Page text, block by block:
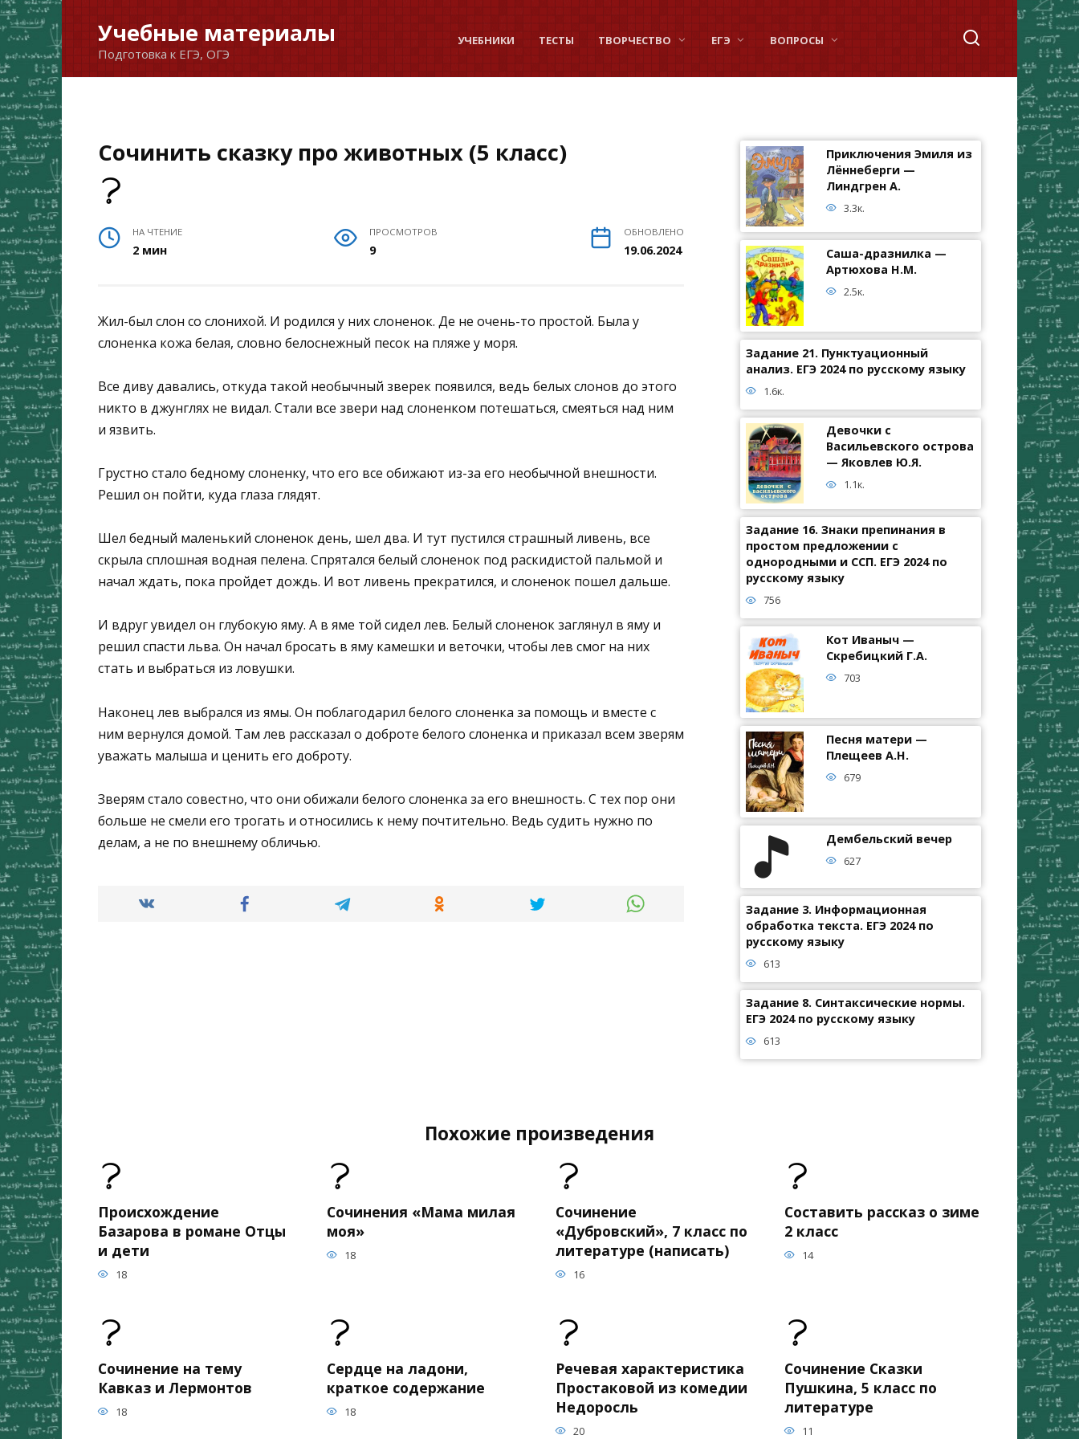
Перейти
к
содержанию
Учебные материалы
Подготовка к ЕГЭ, ОГЭ
УЧЕБНИКИ ТЕСТЫ ТВОРЧЕСТВО ЕГЭ ВОПРОСЫ
Сочинить сказку про животных (5 класс)
НА ЧТЕНИЕ
2 мин
ПРОСМОТРОВ
9
ОБНОВЛЕНО
19.06.2024
Жил-был слон со слонихой. И родился у них слоненок. Де не очень-то простой. Была у
слоненка кожа белая, словно белоснежный песок на пляже у моря.
Все диву давались, откуда такой необычный зверек появился, ведь белых слонов до этого
никто в джунглях не видал. Стали все звери над слоненком потешаться, смеяться над ним
и язвить.
Грустно стало бедному слоненку, что его все обижают из-за его необычной внешности.
Решил он пойти, куда глаза глядят.
Шел бедный маленький слоненок день, шел два. И тут пустился страшный ливень, все
скрыла сплошная водная пелена. Спрятался белый слоненок под раскидистой пальмой и
начал ждать, пока пройдет дождь. И вот ливень прекратился, и слоненок пошел дальше.
И вдруг увидел он глубокую яму. А в яме той сидел лев. Белый слоненок заглянул в яму и
решил спасти льва. Он начал бросать в яму камешки и веточки, чтобы лев смог на них
стать и выбраться из ловушки.
Наконец лев выбрался из ямы. Он поблагодарил белого слоненка за помощь и вместе с
ним вернулся домой. Там лев рассказал о доброте белого слоненка и приказал всем зверям
уважать малыша и ценить его доброту.
Зверям стало совестно, что они обижали белого слоненка за его внешность. С тех пор они
больше не смели его трогать и относились к нему почтительно. Ведь судить нужно по
делам, а не по внешнему обличью.
Приключения Эмиля из
Лённеберги —
Линдгрен А.
3.3к.
Саша-дразнилка —
Артюхова Н.М.
2.5к.
Задание 21. Пунктуационный
анализ. ЕГЭ 2024 по русскому языку
1.6к.
Девочки с
Васильевского острова
— Яковлев Ю.Я.
1.1к.
Задание 16. Знаки препинания в
простом предложении с
однородными и ССП. ЕГЭ 2024 по
русскому языку
756
Кот Иваныч —
Скребицкий Г.А.
703
Песня матери —
Плещеев А.Н.
679
Дембельский вечер
627
Задание 3. Информационная
обработка текста. ЕГЭ 2024 по
русскому языку
613
Задание 8. Синтаксические нормы.
ЕГЭ 2024 по русскому языку
613
Похожие произведения
Происхождение
Базарова в романе Отцы
и дети
18
Сочинения «Мама милая
моя»
18
Сочинение
«Дубровский», 7 класс по
литературе (написать)
16
Составить рассказ о зиме
2 класс
14
Сочинение на тему
Кавказ и Лермонтов
18
Сердце на ладони,
краткое содержание
18
Речевая характеристика
Простаковой из комедии
Недоросль
20
Сочинение Сказки
Пушкина, 5 класс по
литературе
11